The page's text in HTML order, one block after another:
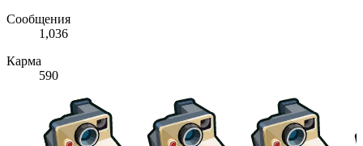
Сообщения
1,036
Карма
590